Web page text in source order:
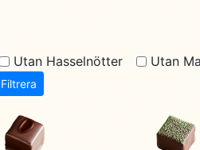
Utan Hasselnötter
Utan
Filtrera